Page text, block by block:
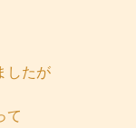
したが
て